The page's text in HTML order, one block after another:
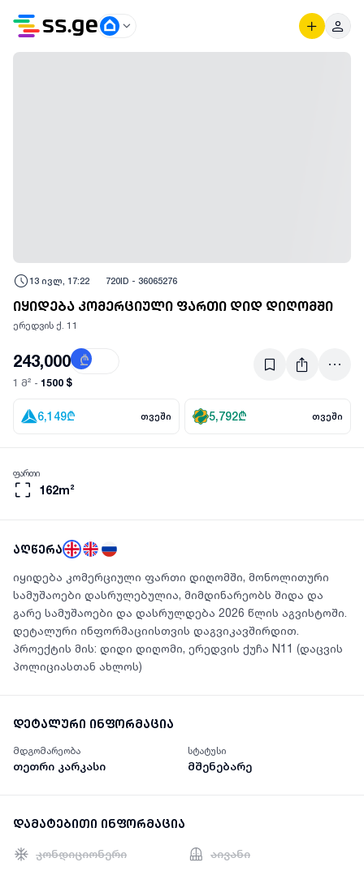
13 ივლ, 17:22 720ID - 36065276
იყიდება კომერციული ფართი დიდ დიღომში
ერედვის ქ. 11
243,000 ₾
1 მ² - 1500 $
6,149₾ თვეში 5,792₾ თვეში
162m²
ფართი
აღწერა
იყიდება კომერციული ფართი დიღომში, მონოლითური
სამუშაოები დასრულებულია, მიმდინარეობს შიდა და
გარე სამუშაოები და დასრულდება 2026 წლის აგვისტოში.
დეტალური ინფორმაციისთვის დაგვიკავშირდით.
პროექტის მის: დიდი დიღომი, ერედვის ქუჩა N11 (დაცვის
პოლიციასთან ახლოს)
დეტალური ინფორმაცია
მდგომარეობა
თეთრი კარკასი
სტატუსი
მშენებარე
დამატებითი ინფორმაცია
კონდიციონერი აივანი